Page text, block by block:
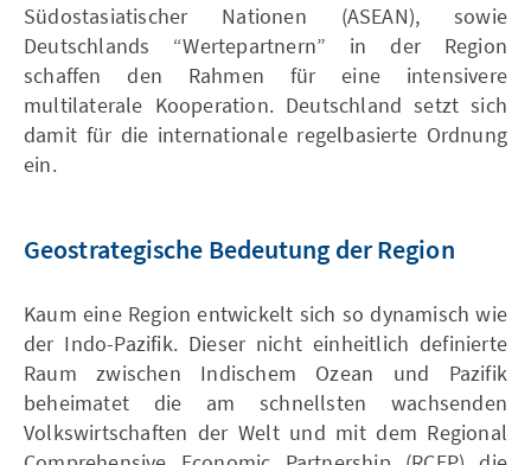
Südostasiatischer Nationen (ASEAN), sowie
Deutschlands “Wertepartnern” in der Region
schaffen den Rahmen für eine intensivere
multilaterale Kooperation. Deutschland setzt sich
damit für die internationale regelbasierte Ordnung
ein.
Geostrategische Bedeutung der Region
Kaum eine Region entwickelt sich so dynamisch wie
der Indo-Pazifik. Dieser nicht einheitlich definierte
Raum zwischen Indischem Ozean und Pazifik
beheimatet die am schnellsten wachsenden
Volkswirtschaften der Welt und mit dem Regional